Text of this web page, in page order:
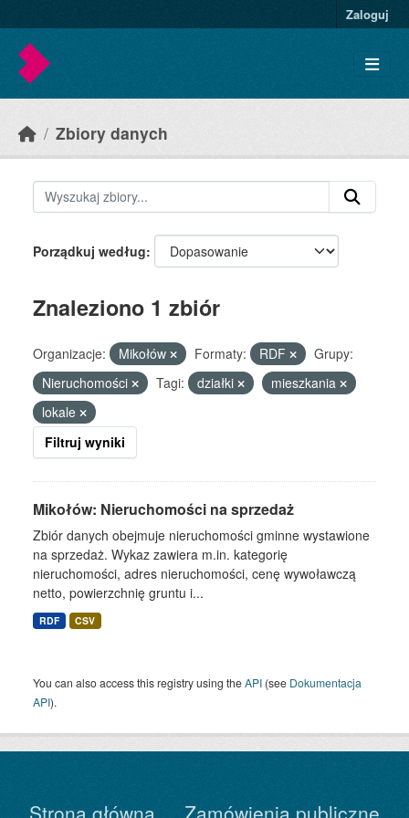
Zaloguj
Zbiory danych
Porządkuj według
Znaleziono 1 zbiór
Organizacje: Mikołów Formaty: RDF
Grupy:
Nieruchomości
Tagi: działki
mieszkania
lokale
Filtruj wyniki
Mikołów: Nieruchomości na sprzedaż
Zbiór danych obejmuje nieruchomości gminne wystawione
na sprzedaż. Wykaz zawiera m.in. kategorię
nieruchomości, adres nieruchomości, cenę wywoławczą
netto, powierzchnię gruntu i...
RDF CSV
You can also access this registry using theAPI (see Dokumentacja
API).
Strona główna Zamówienia publiczne